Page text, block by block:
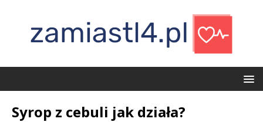
Syrop z cebuli jak działa?